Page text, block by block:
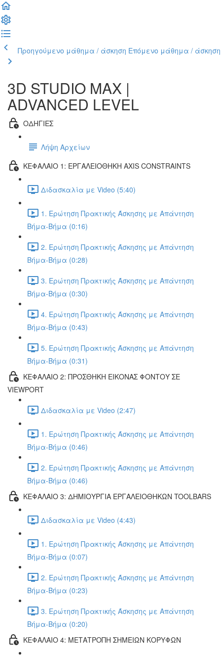
Προηγούμενο μάθημα / άσκηση Επόμενο μάθημα / άσκηση
3D STUDIO MAX |
ADVANCED LEVEL
ΟΔΗΓΙΕΣ
Λήψη Αρχείων
ΚΕΦΑΛΑΙΟ 1: ΕΡΓΑΛΕΙΟΘΗΚΗ AXIS CONSTRAINTS
Διδασκαλία με Video (5:40)
1. Ερώτηση Πρακτικής Άσκησης με Απάντηση
Βήμα-Βήμα (0:16)
2. Ερώτηση Πρακτικής Άσκησης με Απάντηση
Βήμα-Βήμα (0:28)
3. Ερώτηση Πρακτικής Άσκησης με Απάντηση
Βήμα-Βήμα (0:30)
4. Ερώτηση Πρακτικής Άσκησης με Απάντηση
Βήμα-Βήμα (0:43)
5. Ερώτηση Πρακτικής Άσκησης με Απάντηση
Βήμα-Βήμα (0:31)
ΚΕΦΑΛΑΙΟ 2: ΠΡΟΣΘΗΚΗ ΕΙΚΟΝΑΣ ΦΟΝΤΟΥ ΣΕ
VIEWPORT
Διδασκαλία με Video (2:47)
1. Ερώτηση Πρακτικής Άσκησης με Απάντηση
Βήμα-Βήμα (0:46)
2. Ερώτηση Πρακτικής Άσκησης με Απάντηση
Βήμα-Βήμα (0:46)
ΚΕΦΑΛΑΙΟ 3: ΔΗΜΙΟΥΡΓΙΑ ΕΡΓΑΛΕΙΟΘΗΚΩΝ TOOLBARS
Διδασκαλία με Video (4:43)
1. Ερώτηση Πρακτικής Άσκησης με Απάντηση
Βήμα-Βήμα (0:07)
2. Ερώτηση Πρακτικής Άσκησης με Απάντηση
Βήμα-Βήμα (0:23)
3. Ερώτηση Πρακτικής Άσκησης με Απάντηση
Βήμα-Βήμα (0:20)
ΚΕΦΑΛΑΙΟ 4: ΜΕΤΑΤΡΟΠΗ ΣΗΜΕΙΩΝ ΚΟΡΥΦΩΝ